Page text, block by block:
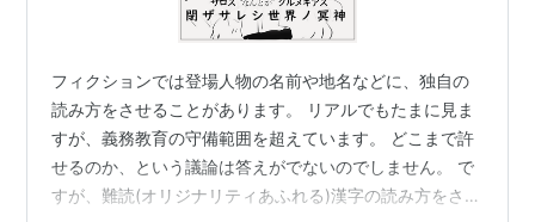
フィクションでは登場人物の名前や地名などに、独自の
読み方をさせることがあります。 リアルでもたまに見ま
すが、義務教育の守備範囲を超えています。 どこまで許
せるのか、という議論は答えがでないのでしません。 で
すが、難読(オリジナリティあふれる)漢字の読み方をさせ